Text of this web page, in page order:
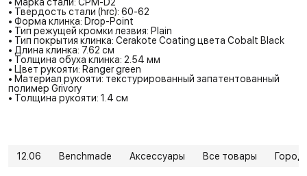
• Твердость стали (hrc): 60-62
• Форма клинка: Drop-Point
• Тип режущей кромки лезвия: Plain
• Тип покрытия клинка: Cerakote Coating цвета Cobalt Black
• Длина клинка: 7.62 см
• Толщина обуха клинка: 2.54 мм
• Цвет рукояти: Ranger green
• Материал рукояти: текстурированный запатентованный
полимер Grivory
• Толщина рукояти: 1.4 см
12.06 Benchmade Аксессуары Все товары Город